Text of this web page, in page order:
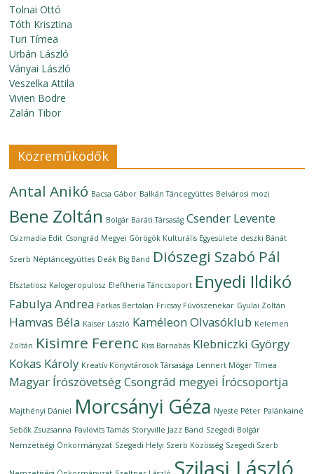
Tolnai Ottó
Tóth Krisztina
Turi Tímea
Urbán László
Ványai László
Veszelka Attila
Vivien Bodre
Zalán Tibor
Közreműködők
Antal Anikó Bacsa Gábor Balkán Táncegyüttes Belvárosi mozi
Bene Zoltán Bolgár Baráti Társaság Csender Levente
Csizmadia Edit Csongrád Megyei Görögök Kulturális Egyesülete deszki Bánát
Szerb Néptáncegyüttes Deák Big Band Diószegi Szabó Pál
Efsztatiosz Kalogeropulosz Eleftheria Tánccsoport Enyedi Ildikó
Fabulya Andrea Farkas Bertalan Fricsay Fúvószenekar Gyulai Zoltán
Hamvas Béla Kaiser László Kaméleon Olvasóklub Kelemen
Zoltán Kisimre Ferenc Kiss Barnabás Klebniczki György
Kokas Károly Kreatív Könyvtárosok Társasága Lennert Móger Tímea
Magyar Írószövetség Csongrád megyei Írócsoportja
Majthényi Dániel Morcsányi Géza Nyeste Péter Palánkainé
Sebők Zsuzsanna Pavlovits Tamás Storyville Jazz Band Szegedi Bolgár
Nemzetiségi Önkormányzat Szegedi Helyi Szerb Közösség Szegedi Szerb
Szilasi László